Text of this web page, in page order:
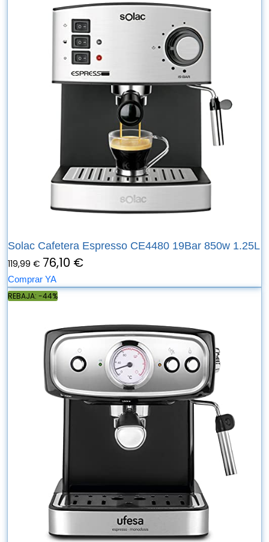
Solac Cafetera Espresso CE4480 19Bar 850w 1.25L
119,99 € 76,10 €
Comprar YA
REBAJA: -44%